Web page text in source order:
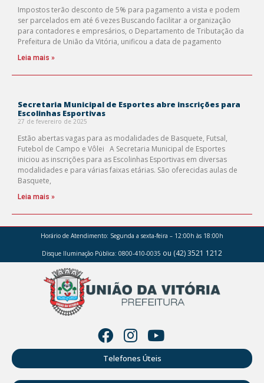
Impostos terão desconto de 5% para pagamento a vista e podem
ser parcelados em até 6 vezes Buscando facilitar a organização
para contadores e empresários, o Departamento de Tributação da
Prefeitura de União da Vitória, unificou a data de pagamento
Leia mais »
Secretaria Municipal de Esportes abre inscrições para
Escolinhas Esportivas
27 de fevereiro de 2025
Estão abertas vagas para as modalidades de Basquete, Futsal,
Futebol de Campo e Vôlei A Secretaria Municipal de Esportes
iniciou as inscrições para as Escolinhas Esportivas em diversas
modalidades e para várias faixas etárias. São oferecidas aulas de
Basquete,
Leia mais »
Horário de Atendimento: Segunda a sexta-feira – 12:00h às 18:00h
Disque Iluminação Pública: 0800-410-0035 ou (42) 3521 1212
Telefones Úteis